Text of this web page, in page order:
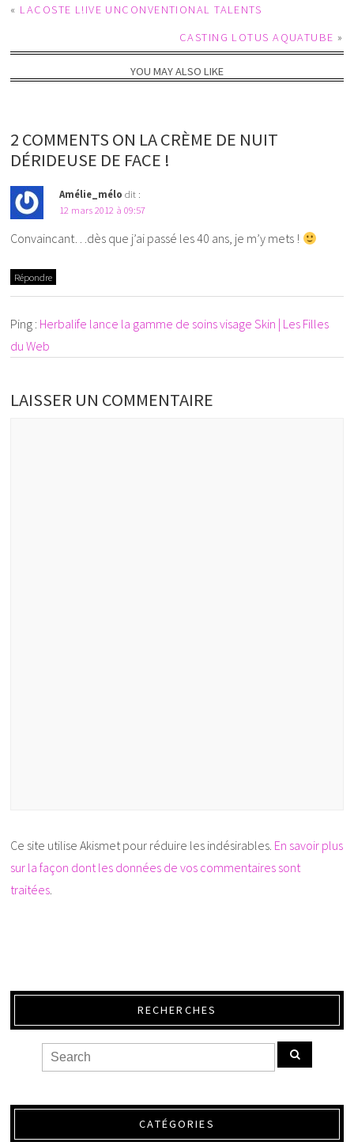
« LACOSTE L!IVE UNCONVENTIONAL TALENTS
CASTING LOTUS AQUATUBE »
YOU MAY ALSO LIKE
2 COMMENTS ON LA CRÈME DE NUIT
DÉRIDEUSE DE FACE !
Amélie_mélo dit :
12 mars 2012 à 09:57
Convaincant…dès que j’ai passé les 40 ans, je m’y mets !
Répondre
Ping : Herbalife lance la gamme de soins visage Skin | Les Filles
du Web
LAISSER UN COMMENTAIRE
Ce site utilise Akismet pour réduire les indésirables. En savoir plus
sur la façon dont les données de vos commentaires sont
traitées.
RECHERCHES
CATÉGORIES